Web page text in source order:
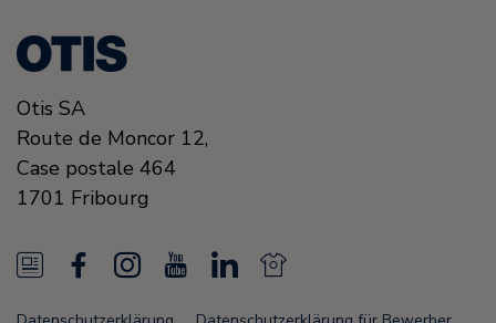
Otis SA
Route de Moncor 12,
Case postale 464
1701 Fribourg
N
e
a
I
o
L
N